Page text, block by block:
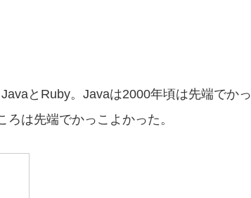
とRuby。Javaは2000年頃は先端でかっ
は先端でかっこよかった。